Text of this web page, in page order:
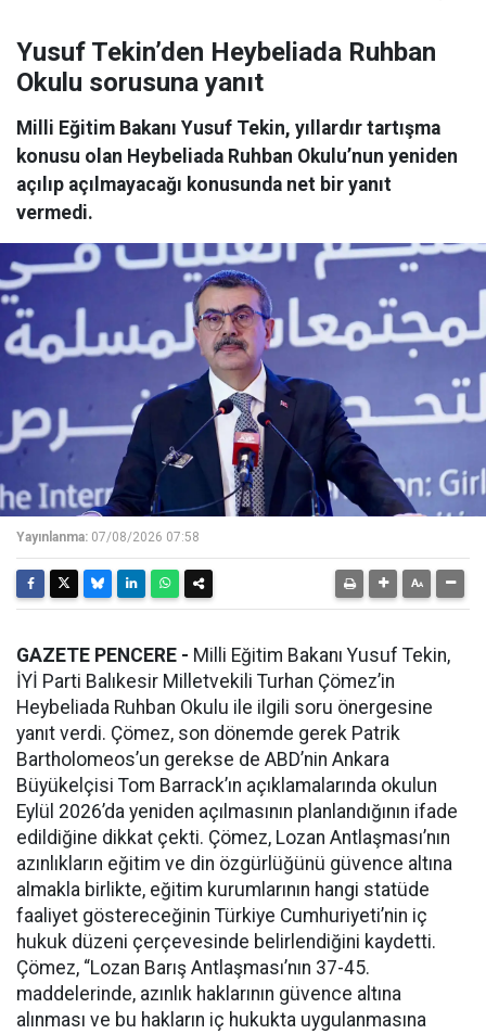
Yusuf Tekin’den Heybeliada Ruhban
Okulu sorusuna yanıt
Milli Eğitim Bakanı Yusuf Tekin, yıllardır tartışma
konusu olan Heybeliada Ruhban Okulu’nun yeniden
açılıp açılmayacağı konusunda net bir yanıt
vermedi.
Yayınlanma: 07/08/2026 07:58
GAZETE PENCERE - Milli Eğitim Bakanı Yusuf Tekin,
İYİ Parti Balıkesir Milletvekili Turhan Çömez’in
Heybeliada Ruhban Okulu ile ilgili soru önergesine
yanıt verdi. Çömez, son dönemde gerek Patrik
Bartholomeos’un gerekse de ABD’nin Ankara
Büyükelçisi Tom Barrack’ın açıklamalarında okulun
Eylül 2026’da yeniden açılmasının planlandığının ifade
edildiğine dikkat çekti. Çömez, Lozan Antlaşması’nın
azınlıkların eğitim ve din özgürlüğünü güvence altına
almakla birlikte, eğitim kurumlarının hangi statüde
faaliyet göstereceğinin Türkiye Cumhuriyeti’nin iç
hukuk düzeni çerçevesinde belirlendiğini kaydetti.
Çömez, “Lozan Barış Antlaşması’nın 37-45.
maddelerinde, azınlık haklarının güvence altına
alınması ve bu hakların iç hukukta uygulanmasına